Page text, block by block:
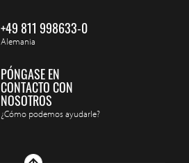
+49 811 998633-0
Alemania
PÓNGASE EN
CONTACTO CON
NOSOTROS
¿Cómo podemos ayudarle?